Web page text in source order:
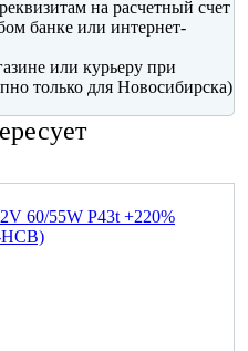
на расчетный счет
банке или интернет-
или курьеру при
только для Новосибирска)